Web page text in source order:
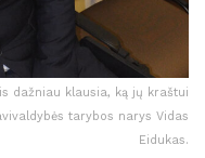
dažniau klausia, ką jų kraštui
tarybos narys Vidas
Eidukas.